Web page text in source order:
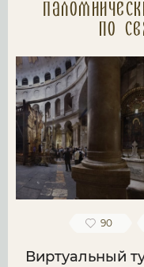
по
90
Виртуальный